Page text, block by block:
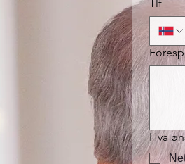
Tlf
Hva